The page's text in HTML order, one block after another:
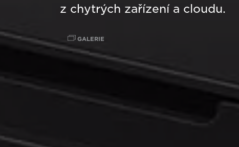
z chytrých zařízení a cloudu.
GALERIE